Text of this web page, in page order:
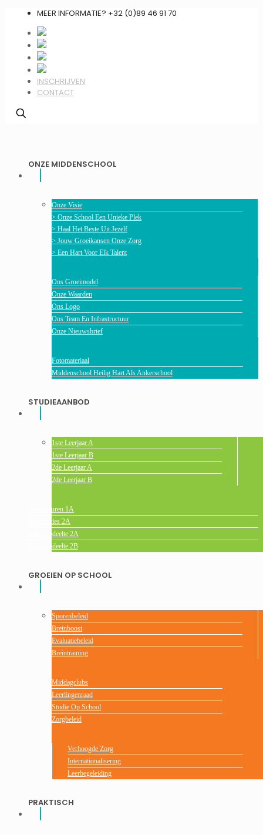
MEER INFORMATIE? +32 (0)89 46 91 70
INSCHRIJVEN
CONTACT
ONZE MIDDENSCHOOL
Onze Visie
> Onze School Een Unieke Plek
> Haal Het Beste Uit Jezelf
> Jouw Groeikansen Onze Zorg
> Een Hart Voor Elk Talent
Ons Groeimodel
Onze Waarden
Ons Logo
Ons Team En Infrastructuur
Onze Nieuwsbrief
Fotomateriaal
Middenschool Heilig Hart Als Ankerschool
STUDIEAANBOD
1ste Leerjaar A
1ste Leerjaar B
2de Leerjaar A
2de Leerjaar B
Talentenuren 1A
Basisopties 2A
Keuzegedeelte 2A
Keuzegedeelte 2B
GROEIEN OP SCHOOL
Sporenbeleid
Breinboost
Evaluatiebeleid
Breintraining
Middagclubs
Leerlingenraad
Studie Op School
Zorgbeleid
Verhoogde Zorg
Internationalisering
Leerbegeleiding
PRAKTISCH